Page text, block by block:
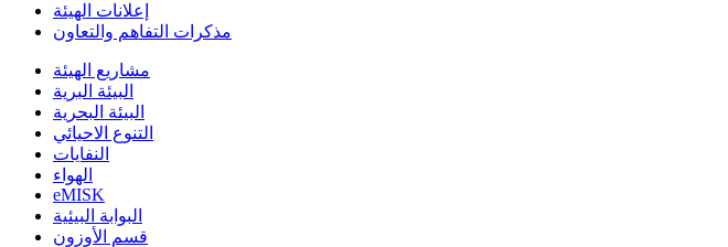
إعلانات الهيئة
مذكرات التفاهم والتعاون
مشاريع الهيئة
البيئة البرية
البيئة البحرية
التنوع الاحيائي
النفايات
الهواء
eMISK
البوابة البيئية
قسم الأوزون